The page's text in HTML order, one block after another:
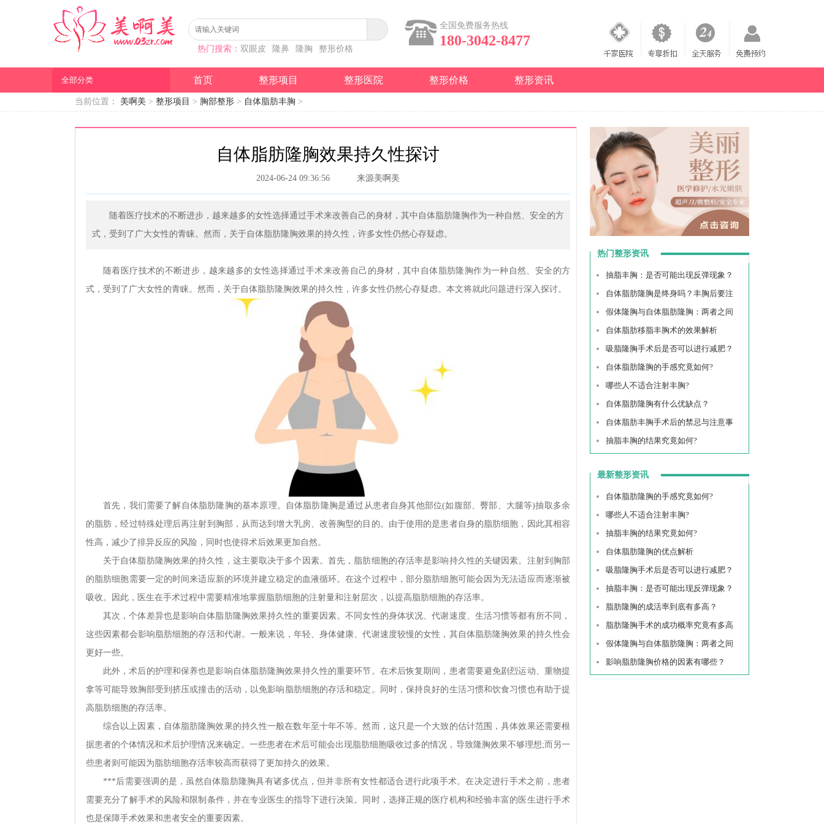
热门搜索： 双眼皮 隆鼻 隆胸 整形价格
全国免费服务热线
180-3042-8477
首页 整形项目 整形医院 整形价格 整形资讯
全部分类
当前位置： 美啊美 > 整形项目 > 胸部整形 > 自体脂肪丰胸 >
​自体脂肪隆胸效果持久性探讨
2024-06-24 09:36:56 来源美啊美
随着医疗技术的不断进步，越来越多的女性选择通过手术来改善自己的身材，其中自体脂肪隆胸作为一种自然、安全的方
式，受到了广大女性的青睐。然而，关于自体脂肪隆胸效果的持久性，许多女性仍然心存疑虑。
随着医疗技术的不断进步，越来越多的女性选择通过手术来改善自己的身材，其中自体脂肪隆胸作为一种自然、安全的方
式，受到了广大女性的青睐。然而，关于自体脂肪隆胸效果的持久性，许多女性仍然心存疑虑。本文将就此问题进行深入探讨。
首先，我们需要了解自体脂肪隆胸的基本原理。自体脂肪隆胸是通过从患者自身其他部位(如腹部、臀部、大腿等)抽取多余
的脂肪，经过特殊处理后再注射到胸部，从而达到增大乳房、改善胸型的目的。由于使用的是患者自身的脂肪细胞，因此其相容
性高，减少了排异反应的风险，同时也使得术后效果更加自然。
关于自体脂肪隆胸效果的持久性，这主要取决于多个因素。首先，脂肪细胞的存活率是影响持久性的关键因素。注射到胸部
的脂肪细胞需要一定的时间来适应新的环境并建立稳定的血液循环。在这个过程中，部分脂肪细胞可能会因为无法适应而逐渐被
吸收。因此，医生在手术过程中需要精准地掌握脂肪细胞的注射量和注射层次，以提高脂肪细胞的存活率。
其次，个体差异也是影响自体脂肪隆胸效果持久性的重要因素。不同女性的身体状况、代谢速度、生活习惯等都有所不同，
这些因素都会影响脂肪细胞的存活和代谢。一般来说，年轻、身体健康、代谢速度较慢的女性，其自体脂肪隆胸效果的持久性会
更好一些。
此外，术后的护理和保养也是影响自体脂肪隆胸效果持久性的重要环节。在术后恢复期间，患者需要避免剧烈运动、重物提
拿等可能导致胸部受到挤压或撞击的活动，以免影响脂肪细胞的存活和稳定。同时，保持良好的生活习惯和饮食习惯也有助于提
高脂肪细胞的存活率。
综合以上因素，自体脂肪隆胸效果的持久性一般在数年至十年不等。然而，这只是一个大致的估计范围，具体效果还需要根
据患者的个体情况和术后护理情况来确定。一些患者在术后可能会出现脂肪细胞吸收过多的情况，导致隆胸效果不够理想;而另一
些患者则可能因为脂肪细胞存活率较高而获得了更加持久的效果。
***后需要强调的是，虽然自体脂肪隆胸具有诸多优点，但并非所有女性都适合进行此项手术。在决定进行手术之前，患者
需要充分了解手术的风险和限制条件，并在专业医生的指导下进行决策。同时，选择正规的医疗机构和经验丰富的医生进行手术
也是保障手术效果和患者安全的重要因素。
热门整形资讯
抽脂丰胸：是否可能出现反弹现象？
自体脂肪隆胸是终身吗？丰胸后要注
假体隆胸与自体脂肪隆胸：两者之间
自体脂肪移脂丰胸术的效果解析
吸脂隆胸手术后是否可以进行减肥？
自体脂肪隆胸的手感究竟如何?
哪些人不适合注射丰胸?
自体脂肪隆胸有什么优缺点？
自体脂肪丰胸手术后的禁忌与注意事
抽脂丰胸的结果究竟如何?
最新整形资讯
自体脂肪隆胸的手感究竟如何?
哪些人不适合注射丰胸?
抽脂丰胸的结果究竟如何?
自体脂肪隆胸的优点解析
吸脂隆胸手术后是否可以进行减肥？
抽脂丰胸：是否可能出现反弹现象？
脂肪隆胸的成活率到底有多高？
脂肪隆胸手术的成功概率究竟有多高
假体隆胸与自体脂肪隆胸：两者之间
影响脂肪隆胸价格的因素有哪些？